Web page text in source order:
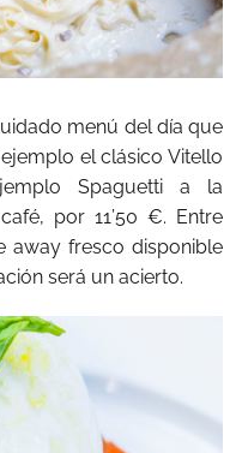
menú del día que
el clásico Vitello
Spaguetti a la
por 11’50 €. Entre
away fresco disponible
será un acierto.